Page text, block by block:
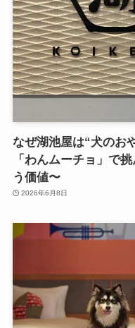
なぜ湖池屋は“犬のお
「わんムーチョ」で
う価値〜
2026年6月8日